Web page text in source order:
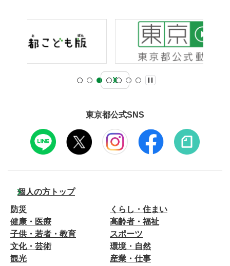
東京都公式SNS
個人の方トップ
防災
くらし・住まい
健康・医療
高齢者・福祉
子供・若者・教育
スポーツ
文化・芸術
環境・自然
観光
産業・仕事